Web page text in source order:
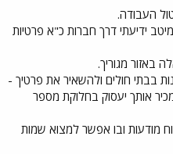
העבודה.
ידיעתי דרך חברות כ"א פרטיות
באזור מגוריך.
בבתי חולים ולהשאיר את פרטיך -
אותך יעסוק בחלוקת מספר
מודעות ובו אפשר למצוא שמות